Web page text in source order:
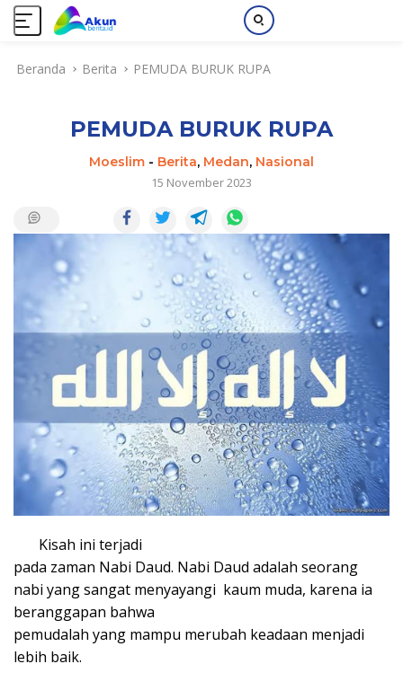
Beranda Berita PEMUDA BURUK RUPA
PEMUDA BURUK RUPA
Moeslim - Berita, Medan, Nasional
15 November 2023
Kisah ini terjadi
pada zaman Nabi Daud. Nabi Daud adalah seorang
nabi yang sangat menyayangi kaum muda, karena ia
beranggapan bahwa
pemudalah yang mampu merubah keadaan menjadi
lebih baik.